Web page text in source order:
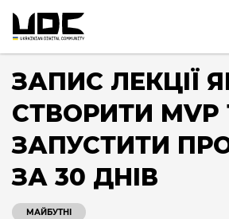
ЗАПИС ЛЕКЦІЇ
СТВОРИТИ MVP
ЗАПУСТИТИ
ЗА 30 ДНІВ
МАЙБУТНІ